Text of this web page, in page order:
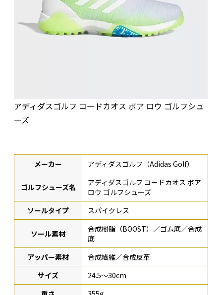
アディダスゴルフ コードカオス ボア ロウ ゴルフシュ
ーズ
メーカー アディダスゴルフ（Adidas Golf）
ゴルフシューズ名
アディダスゴルフ コードカオス ボア
ロウ ゴルフシューズ
ソールタイプ
スパイクレス
ソール素材
合成樹脂（BOOST）／ゴム底／合成
底
アッパー素材
合成繊維／合成皮革
サイズ
24.5〜30cm